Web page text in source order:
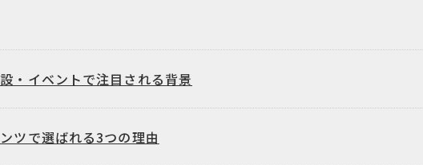
・イベントで注目される背景
ツで選ばれる3つの理由